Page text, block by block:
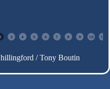
3 4 5 6 7 8 9 10 11
/ Tony Boutin